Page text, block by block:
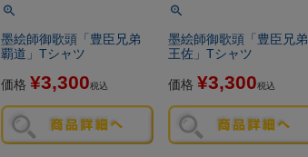
墨絵師御歌頭「豊臣兄弟
覇道」Tシャツ
価格 ¥3,300税込
墨絵師御歌頭「豊臣兄弟
王佐」Tシャツ
価格 ¥3,300税込